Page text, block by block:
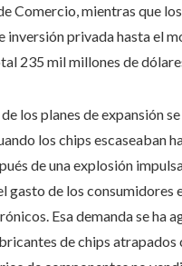
Comercio, mientras que los
inversión privada hasta el
235 mil millones de
los planes de expansión se
los chips escaseaban
de una explosión
gasto de los consumidores
Esa demanda se ha
de chips atrapados